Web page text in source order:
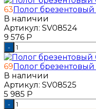
63Полог
В наличии
Артикул: SV08524
9 576 Р
-
69Полог
В наличии
Артикул: SV08525
5 985 Р
-